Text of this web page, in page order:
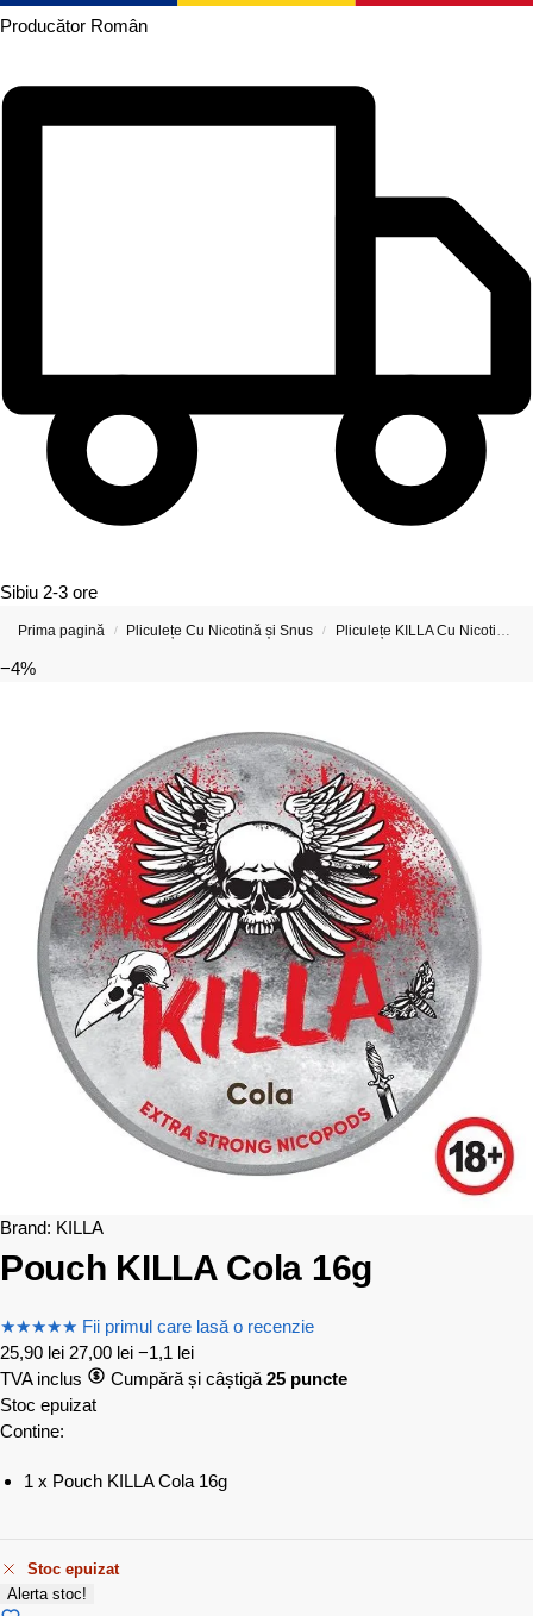
Producător Român
Sibiu 2-3 ore
Prima pagină / Pliculețe Cu Nicotină și Snus / Pliculețe KILLA Cu Nicotină
−4%
Brand: KILLA
Pouch KILLA Cola 16g
★★★★★ Fii primul care lasă o recenzie
25,90 lei 27,00 lei −1,1 lei
TVA inclus
Cumpără și câștigă 25 puncte
Stoc epuizat
Contine:
1 x Pouch KILLA Cola 16g
Stoc epuizat
Alerta stoc!